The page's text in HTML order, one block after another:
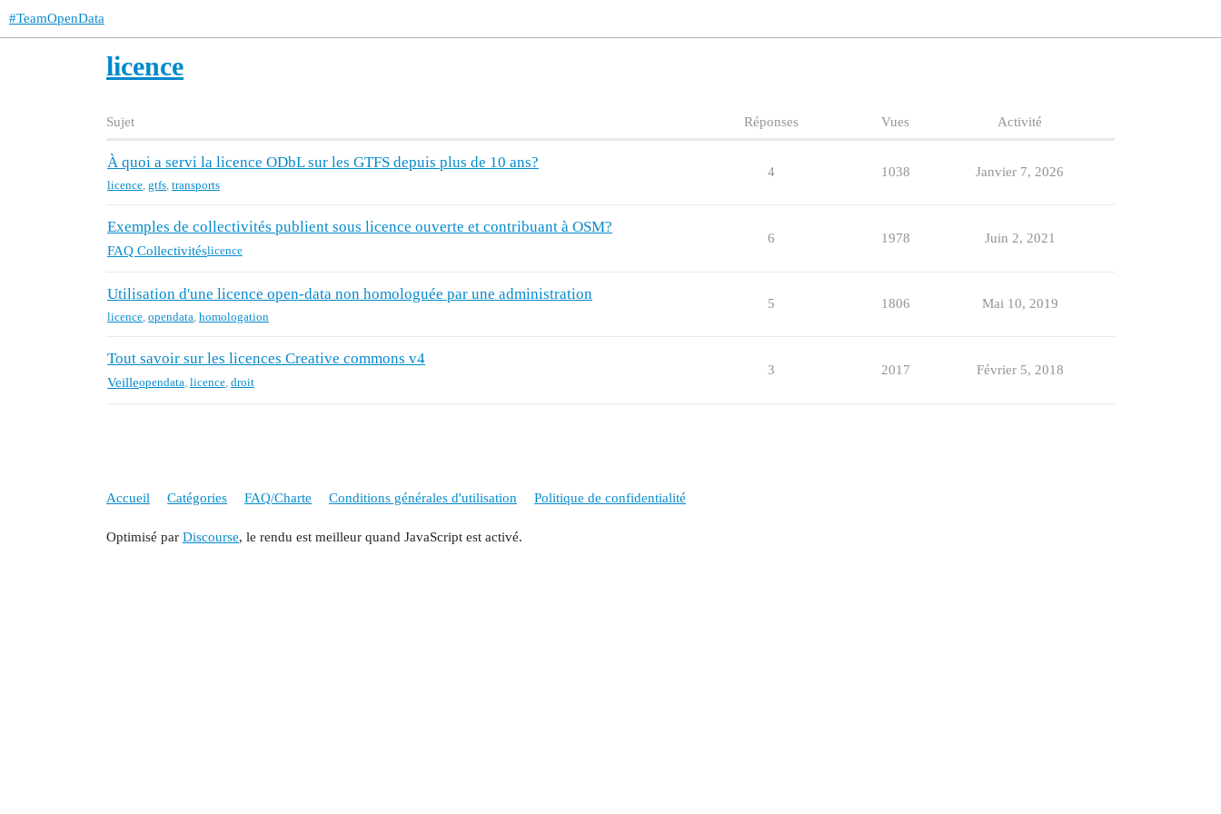
#TeamOpenData
licence
Sujet Réponses Vues Activité
À quoi a servi la licence ODbL sur les GTFS depuis plus de 10 ans?
licence gtfs transports
4 1038 Janvier 7, 2026
Exemples de collectivités publient sous licence ouverte et contribuant à OSM?
FAQ Collectivitéslicence
6 1978 Juin 2, 2021
Utilisation d'une licence open-data non homologuée par une administration
licence opendata homologation
5 1806 Mai 10, 2019
Tout savoir sur les licences Creative commons v4
Veilleopendata, licence, droit
3 2017 Février 5, 2018
Accueil Catégories FAQ/Charte Conditions générales d'utilisation Politique de confidentialité
Optimisé par Discourse, le rendu est meilleur quand JavaScript est activé.